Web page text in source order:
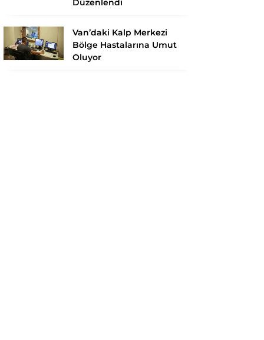
Düzenlendi
Van’daki Kalp Merkezi
Bölge Hastalarına Umut
Oluyor